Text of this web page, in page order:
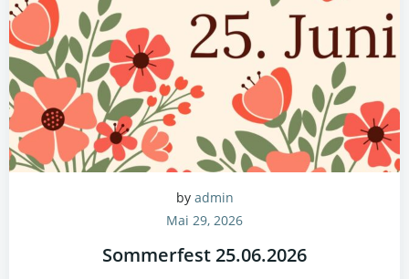
by admin
Mai 29, 2026
Sommerfest 25.06.2026